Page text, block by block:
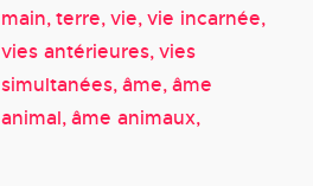
main terre vie vie incarnée
vies antérieures vies
simultanées âme âme
animal âme animaux